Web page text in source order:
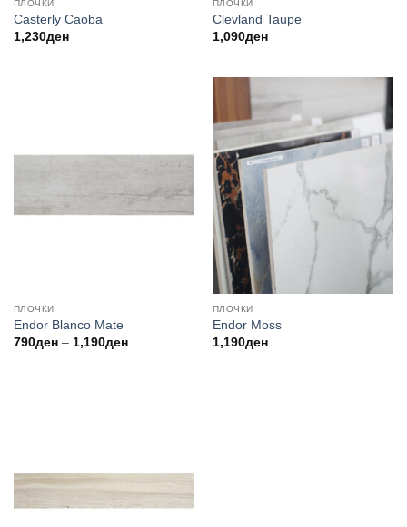
ПЛОЧКИ
Casterly Caoba
1,230ден
ПЛОЧКИ
Clevland Taupe
1,090ден
ПЛОЧКИ
Endor Blanco Mate
790ден – 1,190денPrice
ПЛОЧКИ
Endor Moss
1,190ден